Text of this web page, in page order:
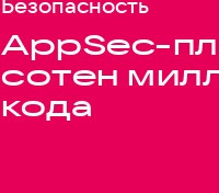
AppSec-
сотен
кода